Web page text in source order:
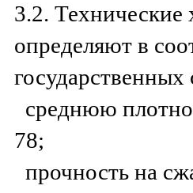
3.2. Технические
определяют в
государственных
среднюю
78;
прочность на